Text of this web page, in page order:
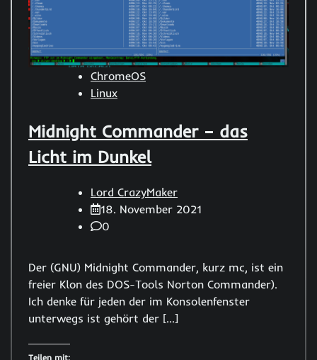
ChromeOS
Linux
Midnight Commander – das
Licht im Dunkel
Lord CrazyMaker
18. November 2021
0
Der (GNU) Midnight Commander, kurz mc, ist ein
freier Klon des DOS-Tools Norton Commander).
Ich denke für jeden der im Konsolenfenster
unterwegs ist gehört der […]
Teilen mit: